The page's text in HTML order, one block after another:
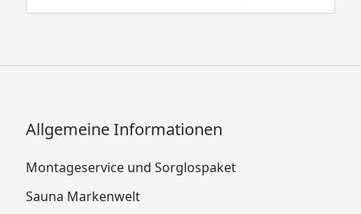
Allgemeine Informationen
Montageservice und Sorglospaket
Sauna Markenwelt